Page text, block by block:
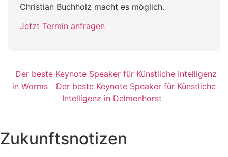
Christian Buchholz macht es möglich.
Jetzt Termin anfragen
Der beste Keynote Speaker für Künstliche Intelligenz
in Worms
Der beste Keynote Speaker für Künstliche
Intelligenz in Delmenhorst
Zukunftsnotizen